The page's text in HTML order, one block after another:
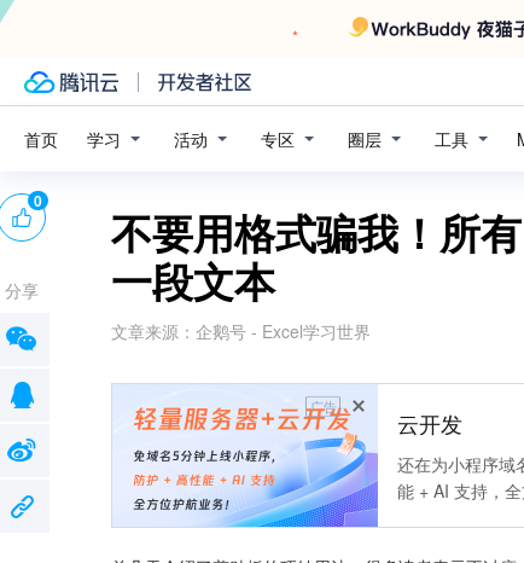
首页 学习 活动 专区 圈层 工具
不要用格式骗我！所
一段文本
文章来源： 企鹅号 - Excel学习世界
广告
云开发
还在为小程序域
能 + AI 支持，
0
分享